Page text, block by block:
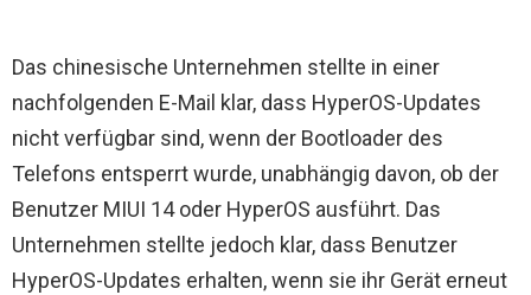
Das chinesische Unternehmen stellte in einer
nachfolgenden E-Mail klar, dass HyperOS-Updates
nicht verfügbar sind, wenn der Bootloader des
Telefons entsperrt wurde, unabhängig davon, ob der
Benutzer MIUI 14 oder HyperOS ausführt. Das
Unternehmen stellte jedoch klar, dass Benutzer
HyperOS-Updates erhalten, wenn sie ihr Gerät erneut